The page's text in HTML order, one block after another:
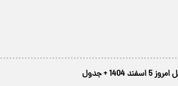
1404 + جدول